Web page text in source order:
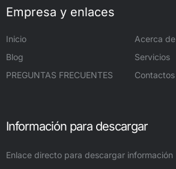
Empresa y enlaces
Inicio Acerca de
Blog
Servicios
PREGUNTAS FRECUENTES
Contactos
Información para descargar
Enlace directo para descargar información